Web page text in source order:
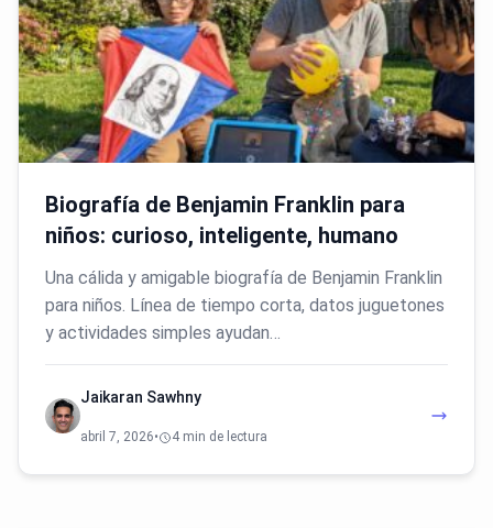
Biografía de Benjamin Franklin para
niños: curioso, inteligente, humano
Una cálida y amigable biografía de Benjamin Franklin
para niños. Línea de tiempo corta, datos juguetones
y actividades simples ayudan…
Jaikaran Sawhny
abril 7, 2026• 4 min de lectura